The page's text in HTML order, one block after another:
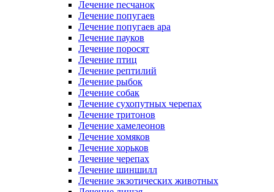
Лечение песчанок
Лечение попугаев
Лечение попугаев ара
Лечение пауков
Лечение поросят
Лечение птиц
Лечение рептилий
Лечение рыбок
Лечение собак
Лечение сухопутных черепах
Лечение тритонов
Лечение хамелеонов
Лечение хомяков
Лечение хорьков
Лечение черепах
Лечение шиншилл
Лечение экзотических животных